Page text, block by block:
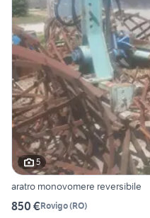
5
aratro monovomere reversibile
850 €Rovigo(RO)